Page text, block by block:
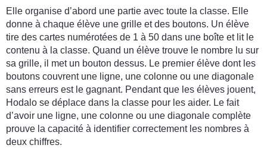
Elle organise d’abord une partie avec toute la classe. Elle
donne à chaque élève une grille et des boutons. Un élève
tire des cartes numérotées de 1 à 50 dans une boîte et lit le
contenu à la classe. Quand un élève trouve le nombre lu sur
sa grille, il met un bouton dessus. Le premier élève dont les
boutons couvrent une ligne, une colonne ou une diagonale
sans erreurs est le gagnant. Pendant que les élèves jouent,
Hodalo se déplace dans la classe pour les aider. Le fait
d’avoir une ligne, une colonne ou une diagonale complète
prouve la capacité à identifier correctement les nombres à
deux chiffres.